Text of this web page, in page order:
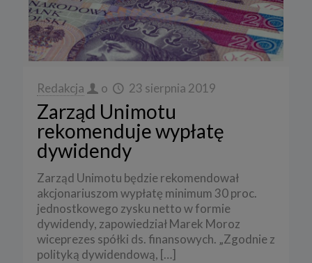
Redakcja o 23 sierpnia 2019
Zarząd Unimotu
rekomenduje wypłatę
dywidendy
Zarząd Unimotu będzie rekomendował
akcjonariuszom wypłatę minimum 30 proc.
jednostkowego zysku netto w formie
dywidendy, zapowiedział Marek Moroz
wiceprezes spółki ds. finansowych. „Zgodnie z
polityką dywidendową, […]